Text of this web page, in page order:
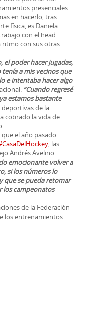
presenciales
en hacerlo, tras
física, es Daniela
con el head
ritmo con sus otras
el poder hacer jugadas,
a mis vecinos que
e intentaba hacer algo
“Cuando regresé
estamos bastante
deportivas de la
cobrado la vida de
el año pasado
, las
Andrés Avelino
emocionante volver a
si los números lo
que se pueda retomar
los campeonatos
de la Federación
los entrenamientos